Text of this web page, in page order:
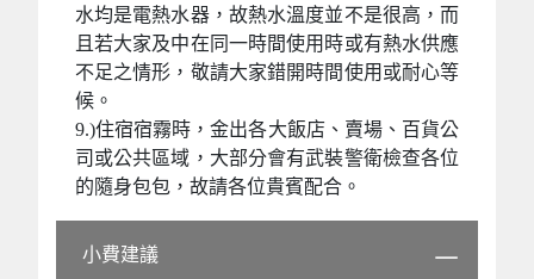
水均是電熱水器，故熱水溫度並不是很高，而
且若大家及中在同一時間使用時或有熱水供應
不足之情形，敬請大家錯開時間使用或耐心等
候。
9.)住宿宿霧時，金出各大飯店、賣場、百貨公
司或公共區域，大部分會有武裝警衛檢查各位
的隨身包包，故請各位貴賓配合。
小費建議